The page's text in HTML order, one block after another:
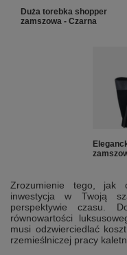
Duża torebka shopper
zamszowa - Czarna
Zrozumienie tego, jak
inwestycja w Twoją
perspektywie czasu.
równowartości
musi odzwierciedlać
rzemieślniczej pracy